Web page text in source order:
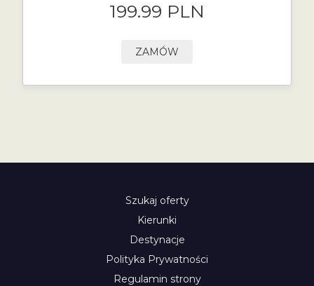
199.99 PLN
ZAMÓW
Szukaj oferty
Kierunki
Destynacje
Polityka Prywatności
Regulamin strony